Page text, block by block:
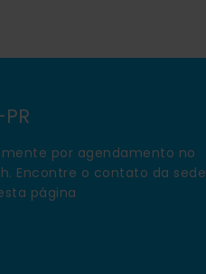
por agendamento no
Encontre o contato da sede
página